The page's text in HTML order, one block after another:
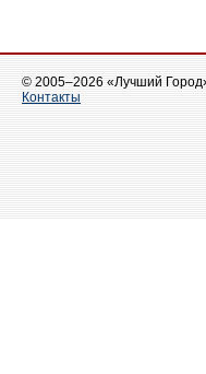
© 2005–2026 «Лучший
Контакты